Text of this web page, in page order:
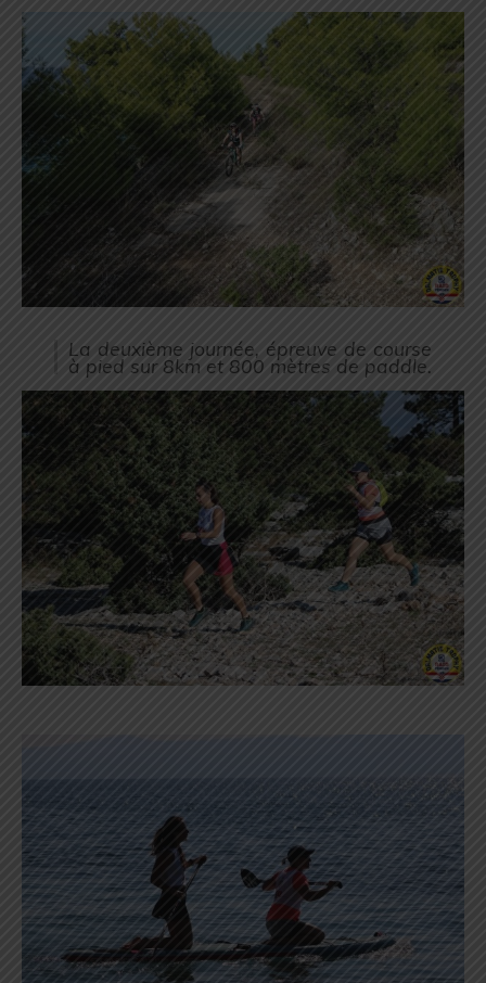
La deuxième journée, épreuve de course
à pied sur 8km et 800 mètres de paddle.